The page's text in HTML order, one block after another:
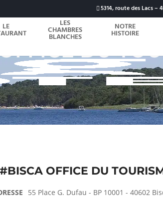
5314, route des Lacs –
LE LES
CHAMBRES
BLANCHES
NOTRE
HISTOIRE
DU
#BISCA OFFICE DU
55 Place G. Dufau - BP 10001 - 40602